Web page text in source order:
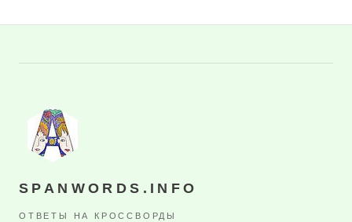
SPANWORDS.INFO
ОТВЕТЫ НА КРОССВОРДЫ